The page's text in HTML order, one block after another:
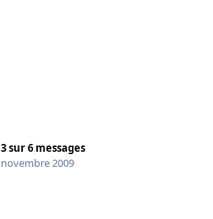
3sur6 messages
novembre 2009